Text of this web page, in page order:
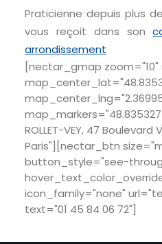
Praticienne depuis plus
vous reçoit dans son
arrondissement
[nectar_gmap zoom="10"
ROLLET-VEY, 47 Boulevard
Paris"][nectar_btn
button_style="see-
icon_family="none"
text="01 45 84 06 72"]